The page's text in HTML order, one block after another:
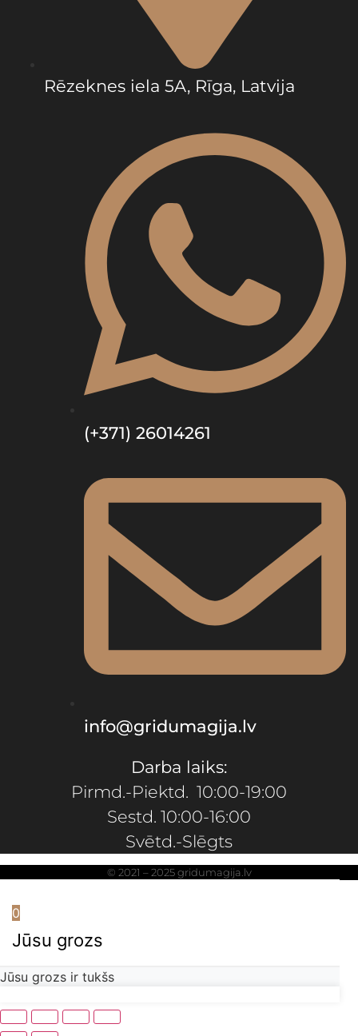
Rēzeknes iela 5A, Rīga, Latvija
(+371) 26014261
info@gridumagija.lv
Darba laiks:
Pirmd.-Piektd. 10:00-19:00
Sestd. 10:00-16:00
Svētd.-Slēgts
© 2021 – 2025 gridumagija.lv
0
Jūsu grozs
Jūsu grozs ir tukšs